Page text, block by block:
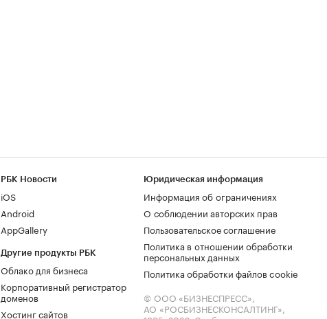
РБК Новости
iOS
Android
AppGallery
Другие продукты РБК
Облако для бизнеса
Корпоративный регистратор
доменов
Хостинг сайтов
Юридическая информация
Информация об ограничениях
О соблюдении авторских прав
Пользовательское соглашение
Политика в отношении обработки
персональных данных
Политика обработки файлов cookie
© ООО «БИЗНЕСПРЕСС»,
АО «РОСБИЗНЕСКОНСАЛТИНГ»,